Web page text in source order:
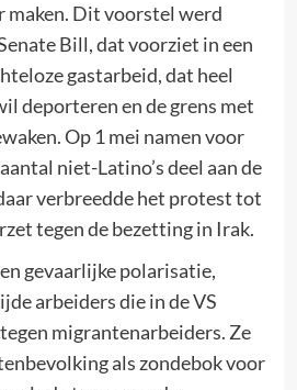
maken. Dit voorstel werd
Bill, dat voorziet in een
gastarbeid, dat heel
deporteren en de grens met
Op 1 mei namen voor
niet-Latino’s deel aan de
verbreedde het protest tot
tegen de bezetting in Irak.
gevaarlijke polarisatie,
arbeiders die in de VS
migrantenarbeiders. Ze
als zondebok voor